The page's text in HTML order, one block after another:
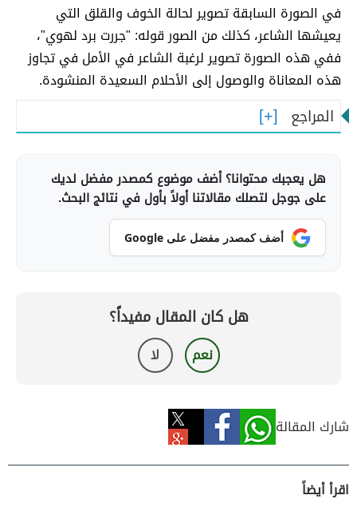
في الصورة السابقة تصوير لحالة الخوف والقلق التي
يعيشها الشاعر، كذلك من الصور قوله: "جررت برد لهوي"،
ففي هذه الصورة تصوير لرغبة الشاعر في الأمل في تجاوز
هذه المعاناة والوصول إلى الأحلام السعيدة المنشودة.
المراجع
هل يعجبك محتوانا؟ أضف موضوع كمصدر مفضل لديك
على جوجل لتصلك مقالاتنا أولاً بأول في نتائج البحث.
أضف كمصدر مفضل على Google
هل كان المقال مفيداً؟
نعم لا
شارك المقالة
اقرأ أيضاً